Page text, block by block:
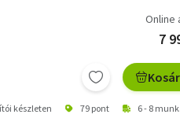
Online
7
készleten 79 pont 6 - 8